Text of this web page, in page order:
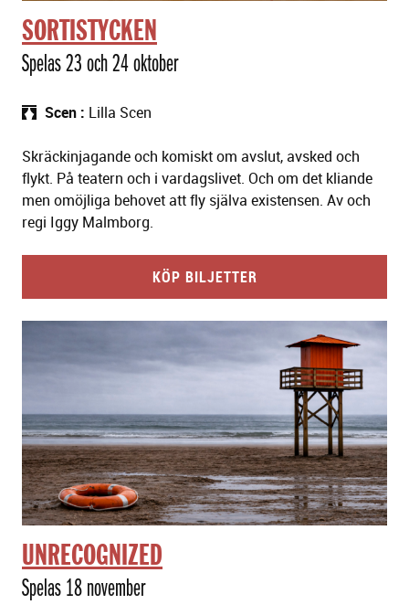
SORTISTYCKEN
Spelas 23 och 24 oktober
Scen Lilla Scen
Skräckinjagande och komiskt om avslut, avsked och
flykt. På teatern och i vardagslivet. Och om det kliande
men omöjliga behovet att fly själva existensen. Av och
regi Iggy Malmborg.
KÖP BILJETTER
UNRECOGNIZED
Spelas 18 november